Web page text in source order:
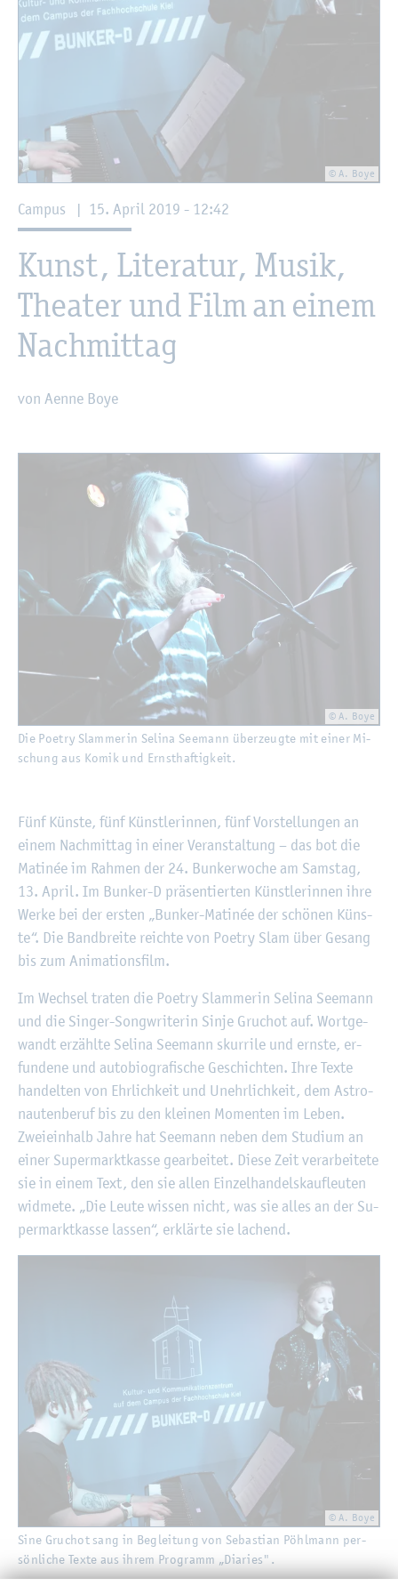
© A. Boye
Cam­pus | 15. April 2019 - 12:42
Kunst, Li­te­ra­tur, Musik,
Thea­ter und Film an einem
Nach­mit­tag
von Aenne Boye
© A. Boye
Die Poe­try Slam­me­rin Se­li­na See­mann über­zeug­te mit einer Mi­
schung aus Komik und Ernst­haf­tig­keit.
Fünf Küns­te, fünf Künst­le­rin­nen, fünf Vor­stel­lun­gen an
einem Nach­mit­tag in einer Ver­an­stal­tung – das bot die
Ma­ti­née im Rah­men der 24. Bun­ker­wo­che am Sams­tag,
13. April. Im Bun­ker-D prä­sen­tier­ten Künst­le­rin­nen ihre
Werke bei der ers­ten „Bun­ker-Ma­ti­née der schö­nen Küns­
te“. Die Band­brei­te reich­te von Poe­try Slam über Ge­sang
bis zum Ani­ma­ti­ons­film.
Im Wech­sel tra­ten die Poe­try Slam­me­rin Se­li­na See­mann
und die Sin­ger-Song­wri­te­rin Sinje Gruchot auf. Wort­ge­
wandt er­zähl­te Se­li­na See­mann skur­ri­le und erns­te, er­
fun­de­ne und au­to­bio­gra­fi­sche Ge­schich­ten. Ihre Texte
han­del­ten von Ehr­lich­keit und Un­ehr­lich­keit, dem As­tro­
nau­ten­be­ruf bis zu den klei­nen Mo­men­ten im Leben.
Zwei­ein­halb Jahre hat See­mann neben dem Stu­di­um an
einer Su­per­markt­kas­se ge­ar­bei­tet. Diese Zeit ver­ar­bei­te­te
sie in einem Text, den sie allen Ein­zel­han­dels­kauf­leu­ten
wid­me­te. „Die Leute wis­sen nicht, was sie alles an der Su­
per­markt­kas­se las­sen“, er­klär­te sie la­chend.
© A. Boye
Sine Gruchot sang in Be­glei­tung von Se­bas­ti­an Pöhl­mann per­
sön­li­che Texte aus ihrem Pro­gramm „Dia­ries".
Fach­hoch­schu­le Kiel